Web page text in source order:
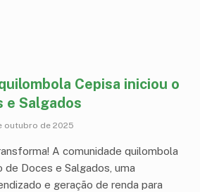
Cepisa iniciou o
e Salgados
outubro de 2025
A comunidade quilombola
de Doces e Salgados, uma
e geração de renda para